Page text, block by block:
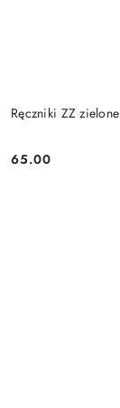
Ręczniki ZZ
Cena:
65.00